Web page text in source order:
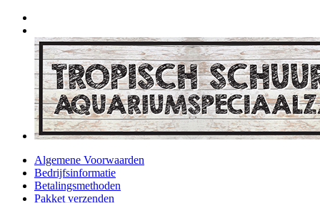
Algemene Voorwaarden
Bedrijfsinformatie
Betalingsmethoden
Pakket verzenden